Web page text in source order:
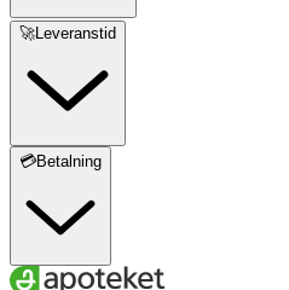
🚀Leveranstid
💳Betalning